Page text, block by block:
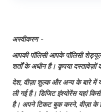
भारतीयों के लिए कनाडा में
आवश्यक
विलंबित या
भारतीयों के
अस्वीकरण -
आपकी पॉलिसी आपके पॉलिसी
शर्तों के अधीन है। कृपया दस्तावेज़ों
देश, वीज़ा शुल्क और अन्य के बारे में
ली गई है। डिजिट इंश्योरेंस यहां
है। अपने टिकट बुक करने, वीज़ा के